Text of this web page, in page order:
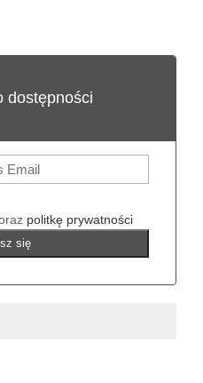
dostępności
politkę prywatności
się